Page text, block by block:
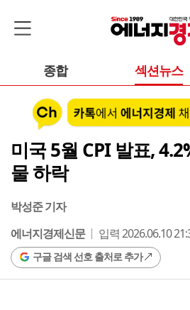
종합 섹션뉴스
미국 5월 CPI 발표,
물 하락
박성준 기자
에너지경제신문
입력 2026.06.10
구글 검색 선호 출처로 추가